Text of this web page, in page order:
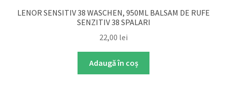
LENOR SENSITIV 38 WASCHEN, 950ML BALSAM DE RUFE
SENZITIV 38 SPALARI
22,00 lei
Adaugă în coș